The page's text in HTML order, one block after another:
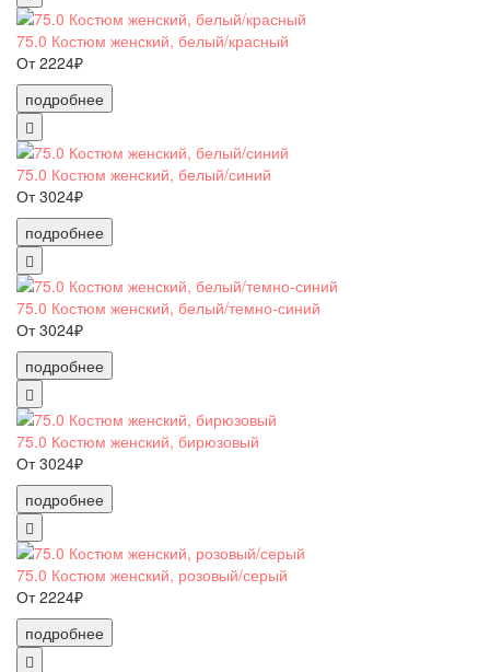
75.0 Костюм женский, белый/красный
От 2224₽
подробнее
75.0 Костюм женский, белый/синий
От 3024₽
подробнее
75.0 Костюм женский, белый/темно-синий
От 3024₽
подробнее
75.0 Костюм женский, бирюзовый
От 3024₽
подробнее
75.0 Костюм женский, розовый/серый
От 2224₽
подробнее